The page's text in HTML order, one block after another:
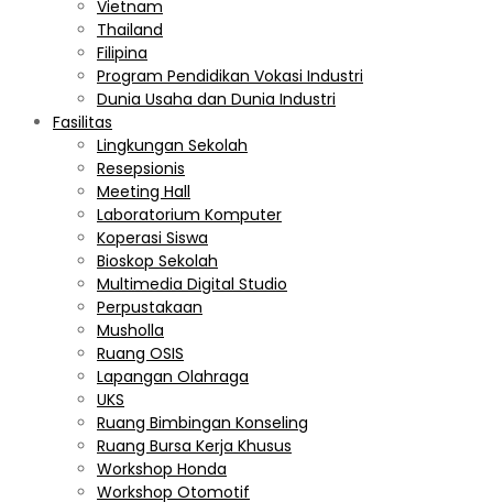
Vietnam
Thailand
Filipina
Program Pendidikan Vokasi Industri
Dunia Usaha dan Dunia Industri
Fasilitas
Lingkungan Sekolah
Resepsionis
Meeting Hall
Laboratorium Komputer
Koperasi Siswa
Bioskop Sekolah
Multimedia Digital Studio
Perpustakaan
Musholla
Ruang OSIS
Lapangan Olahraga
UKS
Ruang Bimbingan Konseling
Ruang Bursa Kerja Khusus
Workshop Honda
Workshop Otomotif